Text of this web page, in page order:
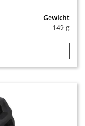
Gewicht
149 g